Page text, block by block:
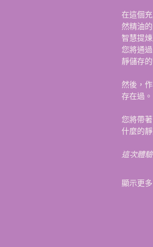
在這個
然精油
智慧提
您將通
靜儲存
然後，
存在過。
您將帶
什麼的
這次體
顯示更多